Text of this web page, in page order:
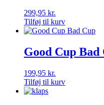
299,95 kr.
Tilføj til kurv
Good Cup Bad
199,95 kr.
Tilføj til kurv